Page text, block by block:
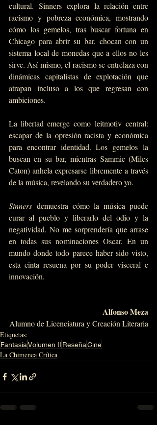
cultural. Sinners explora la relación entre
racismo y pobreza económica, mostrando
cómo los gemelos, tras buscar fortuna en
Chicago para abrir su bar, chocan con un
sistema local de monedas que a ellos no les
sirve. Así mismo, el racismo se entrelaza con
dinámicas capitalistas de explotación que
atrapan incluso a los que regresan con
ambiciones.
La libertad emerge como leitmotiv central:
escapar de la opresión racista y económica
para encontrar identidad. Los gemelos la
buscan en su bar, mientras Sammie (Miles
Caton) anhela expresarse libremente a través
de la música, revelando su verdadero yo.
Sinners demuestra cómo la música puede
curar al pueblo y liberarlo del odio y la
negatividad. No me sorprendería que arrase
en todas sus nominaciones Oscar. En un
mundo donde todo parece haber sido visto,
esta cinta resuena por su poder visceral e
innovación.
Alfonso Meza
Alumno de Licenciatura y Creación Literaria
Etiquetas:
FantasíaVolumen II ReseñaCine
La Chimenea Crítica